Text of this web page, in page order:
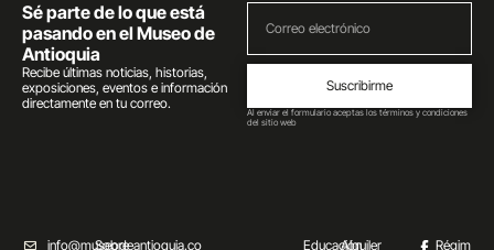
Sé parte de lo que está
pasando en el Museo de
Antioquia
Recibe últimas noticias, historias,
exposiciones, eventos e información
directamente en tu correo.
Suscribirme
Al enviar el formulario aceptas los términos y condiciones
del sitio web
info@museodeantioquia.co
Sobre
EducaciónAlquiler
Régim